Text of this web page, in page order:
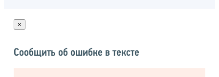
×
Сообщить об ошибке в тексте